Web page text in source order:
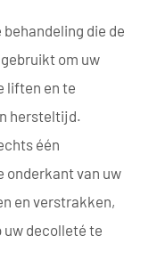
die de
om uw
liften en te
hersteltijd.
één
onderkant van uw
en verstrakken,
uw decolleté te